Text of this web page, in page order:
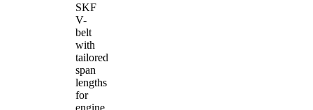
SKF
V-
belt
with
tailored
span
lengths
for
engine